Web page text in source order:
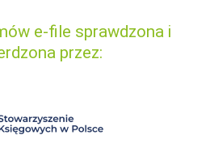
e-file sprawdzona i
przez: